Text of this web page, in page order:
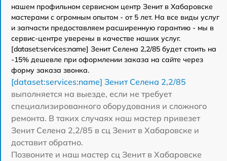
нашем профильном сервисном центр Зенит в Хабаровске
мастерами с огромным опытом - от 5 лет. На все виды услуг
и запчасти предоставляем расширенную гарантию - мы в
сервис-центре уверены в качестве наших услуг.
[dataset:services:name] Зенит Селена 2,2/85 будет стоить на
-15% дешевле при оформлении заказа на сайте через
форму заказа звонка.
[dataset:services:name] Зенит Селена 2,2/85
выполняется на выезде, если не требует
специализированного оборудования и сложного
ремонта. В таких случаях наш мастер привезет
Зенит Селена 2,2/85 в сц Зенит в Хабаровске и
доставит обратно.
Позвоните и наш мастер сц Зенит в Хабаровске